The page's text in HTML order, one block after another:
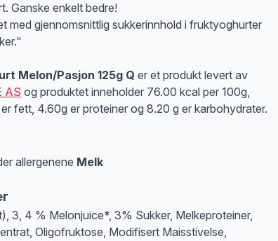
Ganske enkelt bedre!
med gjennomsnittlig sukkerinnhold i fruktyoghurter
Melon/Pasjon 125g Q er et produkt levert av
AS og produktet inneholder 76.00 kcal per 100g,
fett, 4.60g er proteiner og 8.20 g er karbohydrater.
allergenene Melk
er bare til informasjon, sjekk pakkningen og
3, 4 % Melonjuice*, 3% Sukker, Melkeproteiner,
Oligofruktose, Modifisert Maisstivelse,